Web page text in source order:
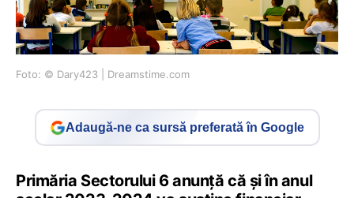
Foto: © Dary423 | Dreamstime.com
Adaugă-ne ca sursă preferată în Google
Primăria Sectorului 6 anunță că și în anul